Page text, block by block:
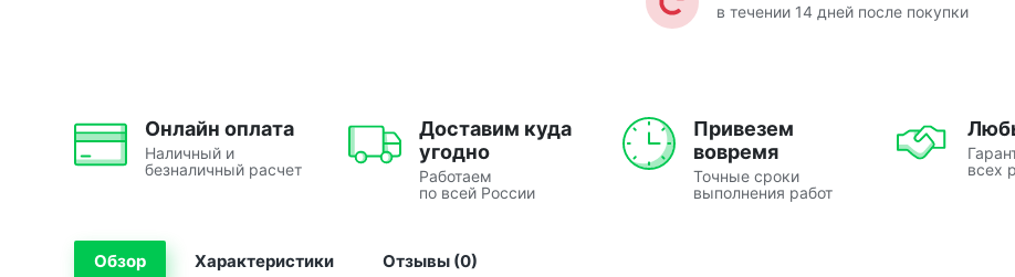
в течении 14 дней после покупки
Онлайн оплата
Наличный и
безналичный расчет
Доставим куда
угодно
Работаем
по всей России
Привезем
вовремя
Точные сроки
выполнения работ
всех
Обзор Характеристики Отзывы (0)